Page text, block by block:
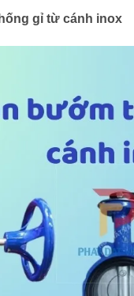
gỉ từ cánh inox